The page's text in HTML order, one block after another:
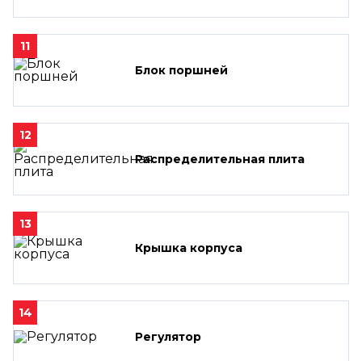
11
Блок поршней
12
Распределительная плита
13
Крышка корпуса
14
Регулятор